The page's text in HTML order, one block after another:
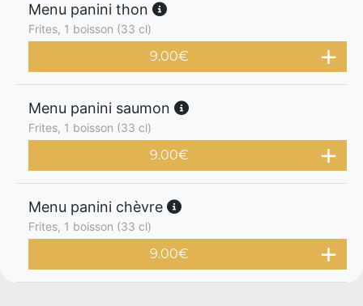
Menu panini thon
Frites, 1 boisson (33 cl)
9.00€
Menu panini saumon
Frites, 1 boisson (33 cl)
9.00€
Menu panini chèvre
Frites, 1 boisson (33 cl)
9.00€